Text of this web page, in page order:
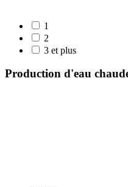
1
2
3 et plus
Production d'eau